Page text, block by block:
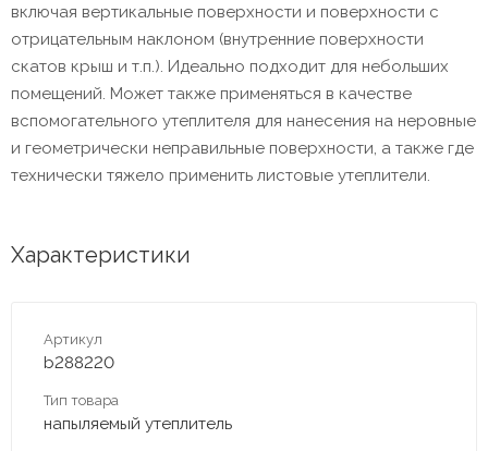
включая вертикальные поверхности и поверхности с
отрицательным наклоном (внутренние поверхности
скатов крыш и т.п.). Идеально подходит для небольших
помещений. Может также применяться в качестве
вспомогательного утеплителя для нанесения на неровные
и геометрически неправильные поверхности, а также где
технически тяжело применить листовые утеплители.
Характеристики
Артикул
b288220
Тип товара
напыляемый утеплитель